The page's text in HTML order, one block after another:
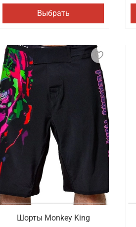
Выбрать
Шорты Monkey King